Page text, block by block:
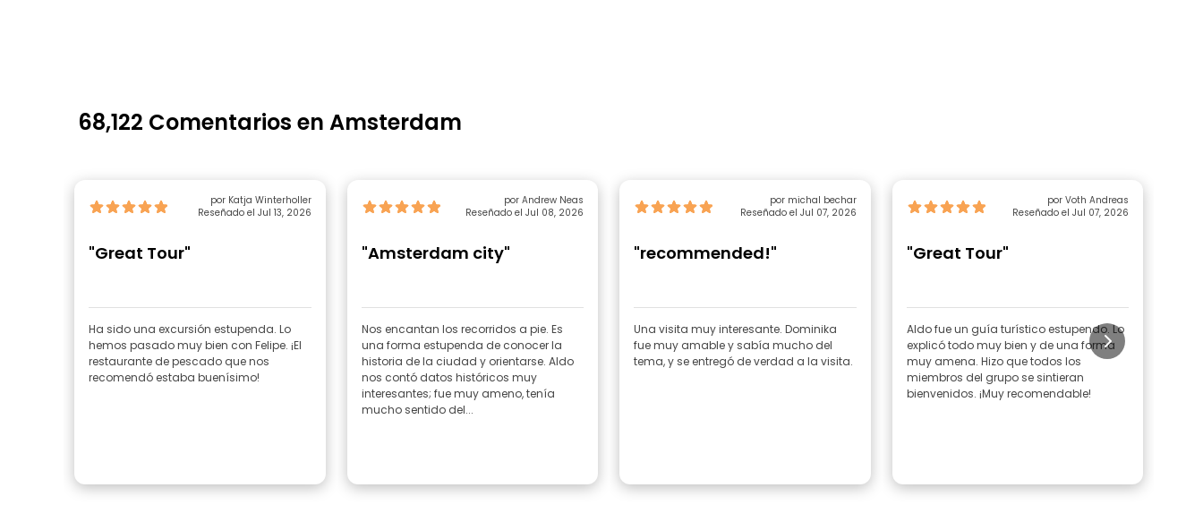
68,122 Comentarios en Amsterdam
por Katja Winterholler
Reseñado el Jul 13, 2026
"Great Tour"
Ha sido una excursión estupenda. Lo
hemos pasado muy bien con Felipe. ¡El
restaurante de pescado que nos
recomendó estaba buenísimo!
por Andrew Neas
Reseñado el Jul 08, 2026
"Amsterdam city"
Nos encantan los recorridos a pie. Es
una forma estupenda de conocer la
historia de la ciudad y orientarse. Aldo
nos contó datos históricos muy
interesantes; fue muy ameno, tenía
mucho sentido del...
por michal bechar
Reseñado el Jul 07, 2026
"recommended!"
Una visita muy interesante. Dominika
fue muy amable y sabía mucho del
tema, y se entregó de verdad a la visita.
por Voth Andreas
Reseñado el Jul 07, 2026
"Great Tour"
Aldo fue un guía turístico estupendo. Lo
explicó todo muy bien y de una forma
muy amena. Hizo que todos los
miembros del grupo se sintieran
bienvenidos. ¡Muy recomendable!